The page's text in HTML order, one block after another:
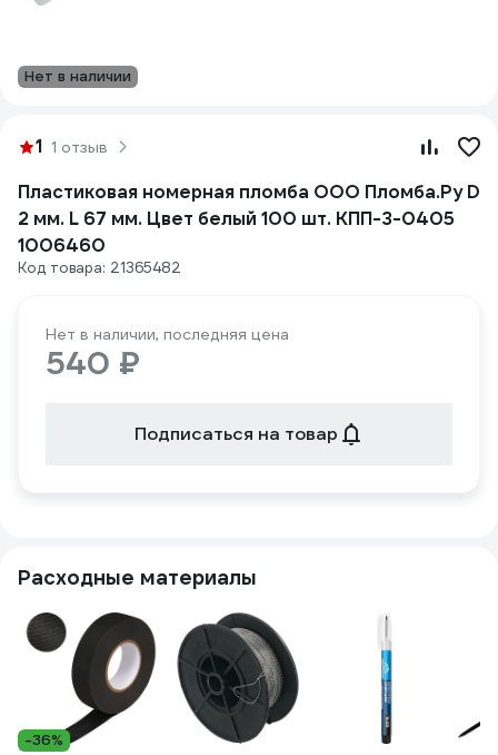
Нет в наличии
1 1 отзыв
Пластиковая номерная пломба ООО Пломба.Ру D
2 мм. L 67 мм. Цвет белый 100 шт. КПП-3-0405
1006460
Код товара: 21365482
Нет в наличии, последняя цена
540 ₽
Подписаться на товар
Расходные материалы
-36%